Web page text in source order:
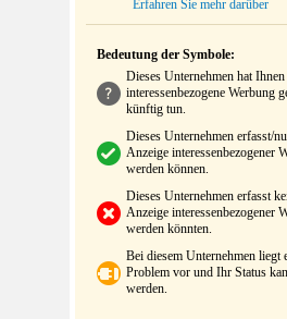
Erfahren Sie mehr darüber
Bedeutung der Symbole:
Dieses Unternehmen hat
interessenbezogene Werbung
künftig tun.
Dieses Unternehmen erfasst/
Anzeige interessenbezogener
werden können.
Dieses Unternehmen erfasst
Anzeige interessenbezogener
werden könnten.
Bei diesem Unternehmen liegt
Problem vor und Ihr Status
werden.